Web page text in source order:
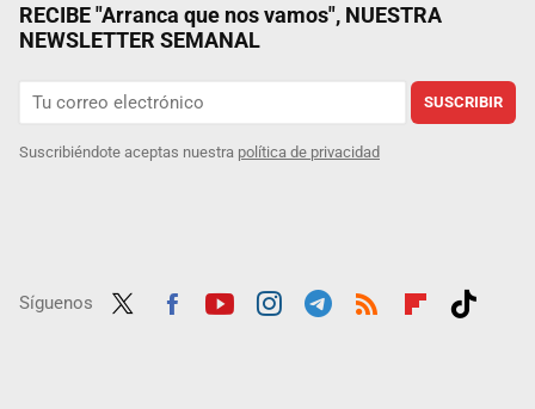
RECIBE "Arranca que nos vamos", NUESTRA
NEWSLETTER SEMANAL
SUSCRIBIR
Suscribiéndote aceptas nuestra política de privacidad
Síguenos